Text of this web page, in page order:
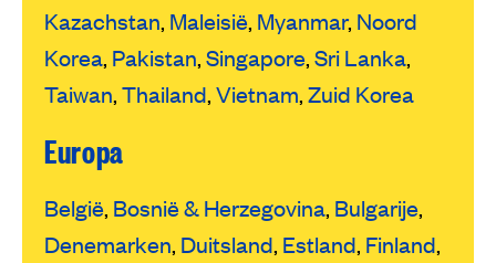
Kazachstan, Maleisië, Myanmar, Noord
Korea, Pakistan,Singapore,Sri Lanka,
Taiwan,Thailand,Vietnam,Zuid Korea
Europa
België, Bosnië & Herzegovina, Bulgarije,
Denemarken, Duitsland, Estland, Finland,